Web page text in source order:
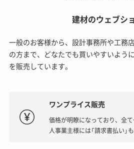
建材のウェブシ
一般のお客様から、設計事務所や工務
の方まで、どなたでも買いやすいよう
を販売しています。
ワンプライス販売
価格が明瞭になっており、全
人事業主様には「請求書払い」